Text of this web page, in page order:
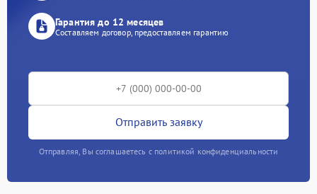
Гарантия до 12 месяцев
Составляем договор, предоставляем гарантию
Отправить заявку
Отправляя, Вы соглашаетесь с политикой конфиденциальности